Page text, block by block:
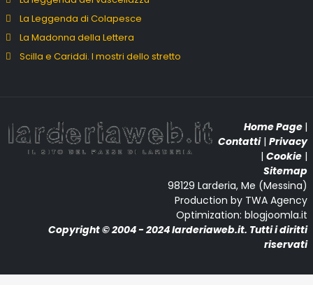
La Leggenda di Colapesce
La Madonna della Lettera
Scilla e Cariddi. I mostri dello stretto
Home Page |
Contatti| Privacy
| Cookie |
Sitemap
98129 Larderia, Me (Messina)
Production by TWA Agency
Optimization: blogjoomla.it
Copyright © 2004 - 2024 larderiaweb.it. Tutti i diritti
riservati